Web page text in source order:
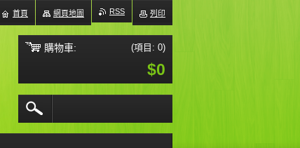
列印
RSS
網頁地圖
首頁
購物車: (項目: 0)
$0